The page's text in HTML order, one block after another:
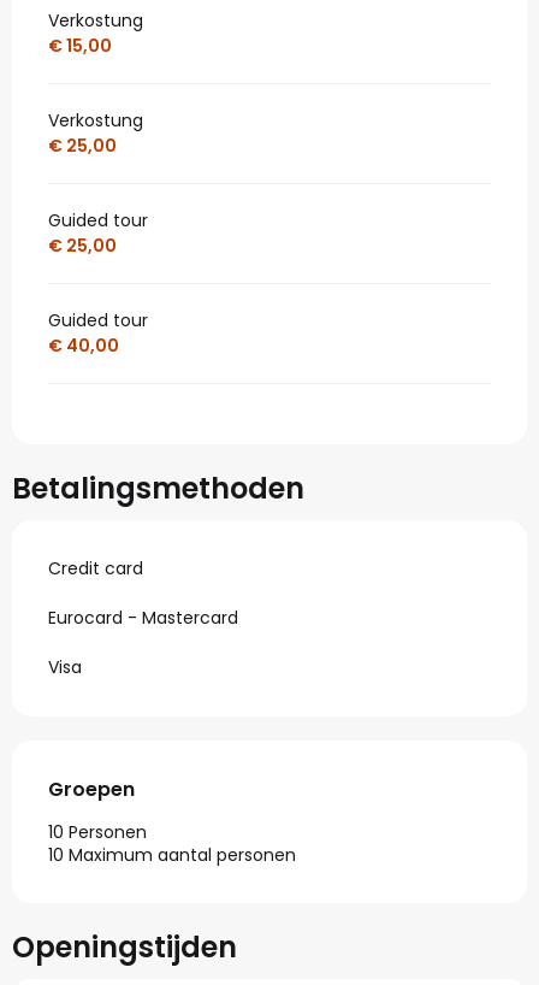
Verkostung
€ 15,00
Verkostung
€ 25,00
Guided tour
€ 25,00
Guided tour
€ 40,00
Betalingsmethoden
Credit card
Eurocard - Mastercard
Visa
Groepen
Groepen
10 Personen
10 Maximum aantal personen
Openingstijden